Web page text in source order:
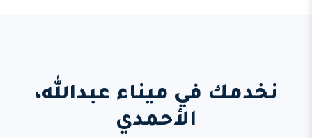
نخدمك في ميناء عبدالله،
الأحمدي